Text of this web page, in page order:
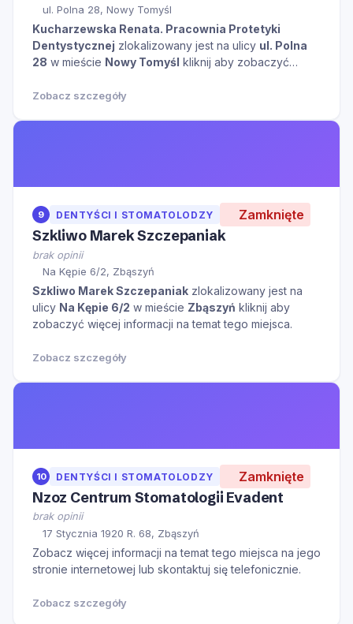
ul. Polna 28, Nowy Tomyśl
Kucharzewska Renata. Pracownia Protetyki
Dentystycznej zlokalizowany jest na ulicy ul. Polna
28 w mieście Nowy Tomyśl kliknij aby zobaczyć
Zobacz szczegóły
9 DENTYŚCI I STOMATOLODZY Zamknięte
Szkliwo Marek Szczepaniak
brak opinii
Na Kępie 6/2, Zbąszyń
Szkliwo Marek Szczepaniak zlokalizowany jest na
ulicy Na Kępie 6/2 w mieście Zbąszyń kliknij aby
zobaczyć więcej informacji na temat tego miejsca.
Zobacz szczegóły
10 DENTYŚCI I STOMATOLODZY Zamknięte
Nzoz Centrum Stomatologii Evadent
brak opinii
17 Stycznia 1920 R. 68, Zbąszyń
Zobacz więcej informacji na temat tego miejsca na jego
stronie internetowej lub skontaktuj się telefonicznie.
Zobacz szczegóły